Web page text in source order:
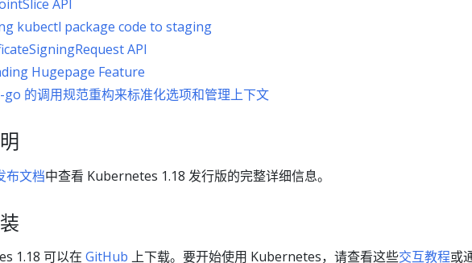
API
kubectl package code to staging
API
Hugepage Feature
的调用规范重构来标准化选项和管理上下文
布文档中查看 Kubernetes 1.18 发行版的完整详细信息。
1.18 可以在 GitHub 上下载。要开始使用 Kubernetes，请查看这些交互教程或